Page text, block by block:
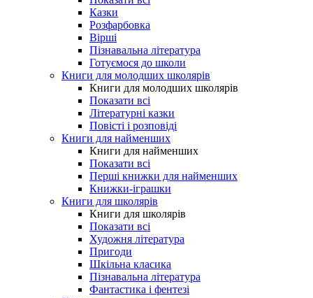
Казки
Розфарбовка
Вірші
Пізнавальна література
Готуємося до школи
Книги для молодших школярів
Книги для молодших школярів
Показати всі
Літературні казки
Повісті і розповіді
Книги для найменших
Книги для найменших
Показати всі
Перші книжки для найменших
Книжки-іграшки
Книги для школярів
Книги для школярів
Показати всі
Художня література
Пригоди
Шкільна класика
Пізнавальна література
Фантастика і фентезі